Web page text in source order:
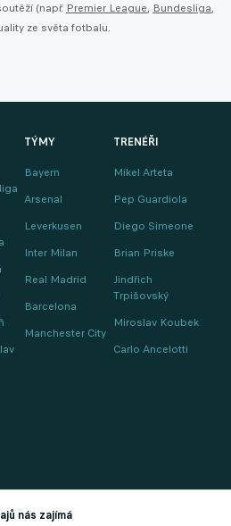
(např. Premier League, Bundesliga,
ze světa fotbalu.
TÝMY
Bayern
Arsenal
Leverkusen
Inter Milan
Real Madrid
Barcelona
Manchester City
TRENÉŘI
Mikel Arteta
Pep Guardiola
Diego Simeone
Brian Priske
Jindřich
Trpišovský
Miroslav Koubek
Carlo Ancelotti
nás zajímá